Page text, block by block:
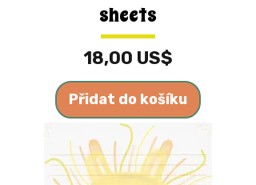
sheets
Cena
18,00 US$
Přidat do košíku